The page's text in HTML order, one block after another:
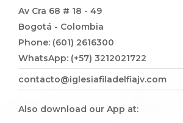
Av Cra 68 # 18 - 49
Bogotá - Colombia
Phone: (601) 2616300
WhatsApp: (+57) 3212021722
contacto@iglesiafiladelfiajv.com
Also download our App at: